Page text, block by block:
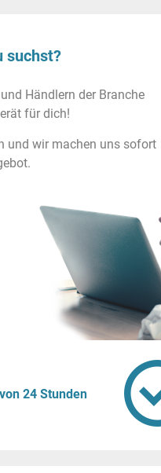
suchst?
Händlern der Branche
für dich!
und wir machen uns sofort
24 Stunden